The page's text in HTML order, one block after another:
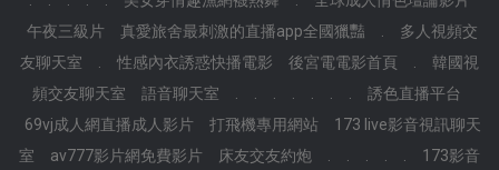
午夜三級片
真愛旅舍最刺激的直播app全國獵豔
多人視頻交
友聊天室
性感內衣誘惑快播電影 後宮電電影首頁
韓國視
頻交友聊天室
語音聊天室
誘色直播平台
69vj成人網直播成人影片
打飛機專用網站
173 live影音視訊聊天
室
av777影片網免費影片 床友交友約炮
173影音